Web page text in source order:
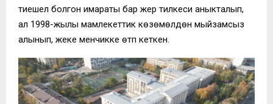
тиешелүү болгон имараты бар жер тилкеси аныкталып,
ал 1998-жылы мамлекеттик көзөмөлдөн мыйзамсыз
алынып, жеке менчикке өтүп кеткен.